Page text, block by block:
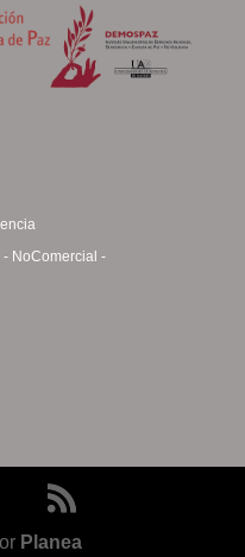
NoComercial -
Planea